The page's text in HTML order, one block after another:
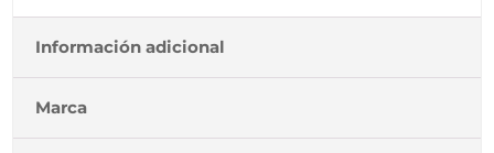
Información adicional
Marca